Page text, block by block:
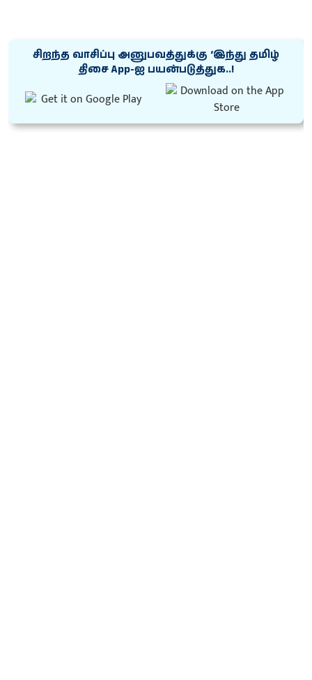
சிறந்த வாசிப்பு அனுபவத்துக்கு ‘இந்து தமிழ்
திசை App-ஐ பயன்படுத்துக..!